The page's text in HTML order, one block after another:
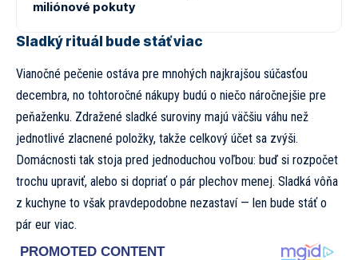
miliónové pokuty
Sladký rituál bude stáť viac
Vianočné pečenie ostáva pre mnohých najkrajšou súčasťou
decembra, no tohtoročné nákupy budú o niečo náročnejšie pre
peňaženku. Zdražené sladké suroviny majú väčšiu váhu než
jednotlivé zlacnené položky, takže celkový účet sa zvýši.
Domácnosti tak stoja pred jednoduchou voľbou: buď si rozpočet
trochu upraviť, alebo si dopriať o pár plechov menej. Sladká vôňa
z kuchyne to však pravdepodobne nezastaví — len bude stáť o
pár eur viac.